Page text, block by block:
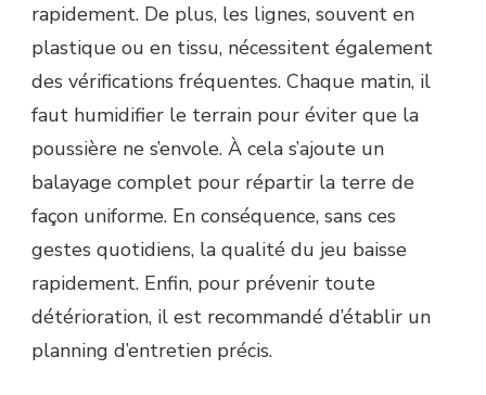
rapidement. De plus, les lignes, souvent en
plastique ou en tissu, nécessitent également
des vérifications fréquentes. Chaque matin, il
faut humidifier le terrain pour éviter que la
poussière ne s’envole. À cela s’ajoute un
balayage complet pour répartir la terre de
façon uniforme. En conséquence, sans ces
gestes quotidiens, la qualité du jeu baisse
rapidement. Enfin, pour prévenir toute
détérioration, il est recommandé d’établir un
planning d’entretien précis.